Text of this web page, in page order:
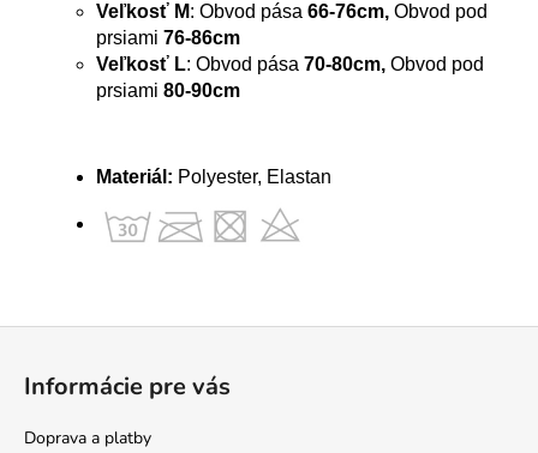
Veľkosť M: Obvod pása 66-76cm, Obvod pod
prsiami 76-86cm
Veľkosť L: Obvod pása 70-80cm, Obvod pod
prsiami 80-90cm
Materiál: Polyester, Elastan
Informácie pre vás
Doprava a platby